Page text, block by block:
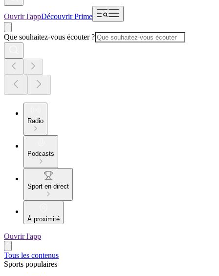
Ouvrir l'appDécouvrir Prime
Que souhaitez-vous écouter ?
Radio
Podcasts
Sport en direct
À proximité
Ouvrir l'app
Tous les contenus
Sports populaires